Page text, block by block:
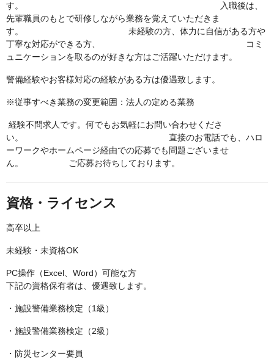
す。 入職後は、
先輩職員のもとで研修しながら業務を覚えていただきま
す。 未経験の方、体力に自信がある方や
丁寧な対応ができる方、 コミ
ュニケーションを取るのが好きな方はご活躍いただけます。
警備経験やお客様対応の経験がある方は優遇致します。
※従事すべき業務の変更範囲：法人の定める業務
経験不問求人です。何でもお気軽にお問い合わせくださ
い。 直接のお電話でも、ハロ
ーワークやホームページ経由での応募でも問題ございませ
ん。 ご応募お待ちしております。
資格・ライセンス
高卒以上
未経験・未資格OK
PC操作（Excel、Word）可能な方
下記の資格保有者は、優遇致します。
・施設警備業務検定（1級）
・施設警備業務検定（2級）
・防災センター要員